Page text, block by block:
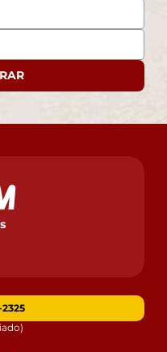
instalações serão
nos
por subir
por guincho em
sua residência